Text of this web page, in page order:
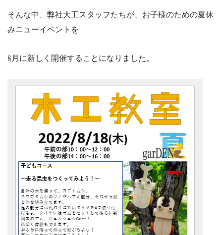
そんな中、弊社大工スタッフたちが、お子様のための夏休
みニューイベントを
8月に新しく開催することになりました。